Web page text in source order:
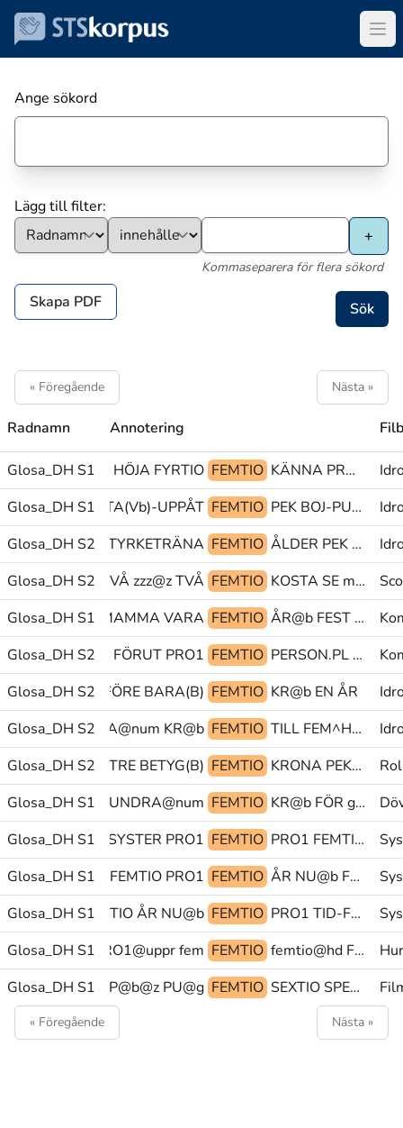
Ange sökord
Lägg till filter:
Kommaseparera för flera sökord
Skapa PDF
« Föregående Nästa »
Radnamn Annotering
Glosa_DH S1ÅLDER HÖJA FYRTIO FEMTIO KÄNNA PRO1.FL GLOSA:(?)
Glosa_DH S1
FÖRFLYTTA(Vb)-UPPÅT FEMTIO PEK BOJ-PUNKT(L) BANSTRÄCKA
Glosa_DH S2
SA STARTA STYRKETRÄNA FEMTIO ÅLDER PEK pensionär@&
Glosa_DH S2
TVÅ zzz@z TVÅ FEMTIO KOSTA SE mtyp:på
Glosa_DH S1TRO MAMMA VARA FEMTIO ÅR@b FEST DÅ@b
Glosa_DH S2GÅNG FÖRUT PRO1 FEMTIO PERSON.PL PRO1.FL VARA
Glosa_DH S2PEK FÖRE BARA(B) FEMTIO KR@b EN ÅR
Glosa_DH S2
FEM^HUNDRA@num KR@b FEMTIO TILL FEM^HUNDRA@num KR@b
Glosa_DH S2SKRÄP TRE BETYG(B) FEMTIO KRONA PEK>person/PEK SE|UT@b
Glosa_DH S1
VÄRRE TVÅ^HUNDRA@num FEMTIO KR@b FÖR glosa@&
Glosa_DH S1POSS1 SYSTER PRO1 FEMTIO PRO1 FEMTIO ÅR
Glosa_DH S1PRO1 FEMTIO PRO1 FEMTIO ÅR NU@b FEMTIO
Glosa_DH S1FEMTIO ÅR NU@b FEMTIO PRO1 TID-FRAMÅT-FRÅN tid-framåt-från@hd
Glosa_DH S1PEK PRO1@uppr fem@& FEMTIO femtio@hd FÖDD PRO1
Glosa_DH S1ÅR TYP@b@z PU@g FEMTIO SEXTIO SPELA-INGEN-ROLL PRO1
« Föregående Nästa »